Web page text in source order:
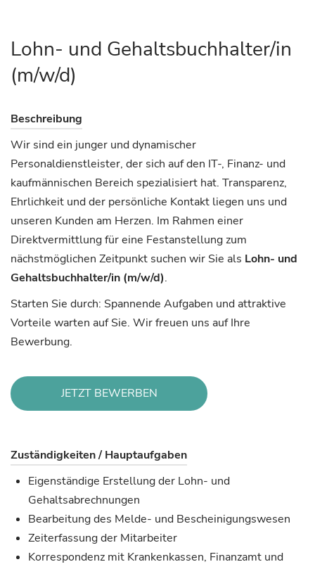
Lohn- und Gehaltsbuchhalter/in
(m/w/d)
Beschreibung
Wir sind ein junger und dynamischer
Personaldienstleister, der sich auf den IT-, Finanz- und
kaufmännischen Bereich spezialisiert hat. Transparenz,
Ehrlichkeit und der persönliche Kontakt liegen uns und
unseren Kunden am Herzen. Im Rahmen einer
Direktvermittlung für eine Festanstellung zum
nächstmöglichen Zeitpunkt suchen wir Sie als Lohn- und
Gehaltsbuchhalter/in (m/w/d).
Starten Sie durch: Spannende Aufgaben und attraktive
Vorteile warten auf Sie. Wir freuen uns auf Ihre
Bewerbung.
JETZT BEWERBEN
Zuständigkeiten / Hauptaufgaben
Eigenständige Erstellung der Lohn- und
Gehaltsabrechnungen
Bearbeitung des Melde- und Bescheinigungswesen
Zeiterfassung der Mitarbeiter
Korrespondenz mit Krankenkassen, Finanzamt und